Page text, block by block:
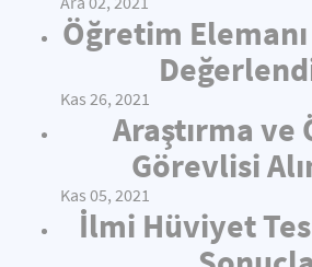
Öğretim Elemanı
Kas 26, 2021
Araştırma ve
Görevlisi
Kas 05, 2021
İlmi Hüviyet